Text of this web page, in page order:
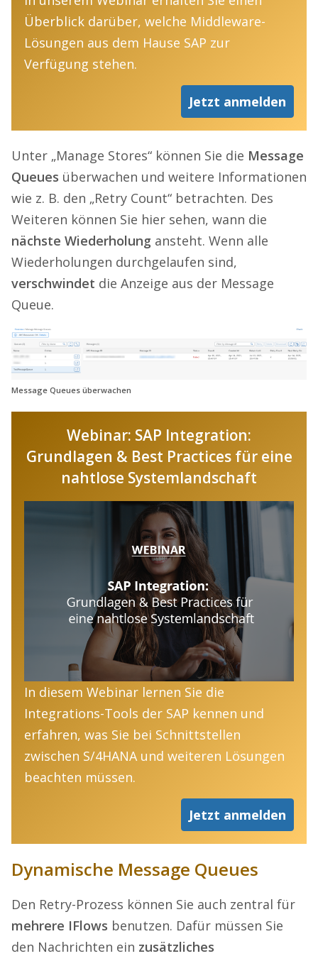
Überblick darüber, welche Middleware-
Lösungen aus dem Hause SAP zur
Verfügung stehen.
Jetzt anmelden
Unter „Manage Stores“ können Sie die Message
Queues überwachen und weitere Informationen
wie z. B. den „Retry Count“ betrachten. Des
Weiteren können Sie hier sehen, wann die
nächste Wiederholung ansteht. Wenn alle
Wiederholungen durchgelaufen sind,
verschwindet die Anzeige aus der Message
Queue.
Message Queues überwachen
Webinar: SAP Integration:
Grundlagen & Best Practices für eine
nahtlose Systemlandschaft
In diesem Webinar lernen Sie die
Integrations-Tools der SAP kennen und
erfahren, was Sie bei Schnittstellen
zwischen S/4HANA und weiteren Lösungen
beachten müssen.
Jetzt anmelden
Dynamische Message Queues
Den Retry-Prozess können Sie auch zentral für
mehrere IFlows benutzen. Dafür müssen Sie
den Nachrichten ein zusätzliches